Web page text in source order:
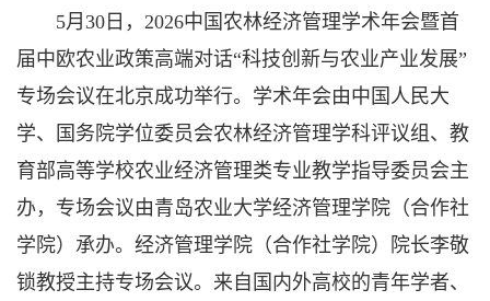
5月30日，2026中国农林经济管理学术年会暨首
届中欧农业政策高端对话“科技创新与农业产业发展”
专场会议在北京成功举行。学术年会由中国人民大
学、国务院学位委员会农林经济管理学科评议组、教
育部高等学校农业经济管理类专业教学指导委员会主
办，专场会议由青岛农业大学经济管理学院（合作社
学院）承办。经济管理学院（合作社学院）院长李敬
锁教授主持专场会议。来自国内外高校的青年学者、